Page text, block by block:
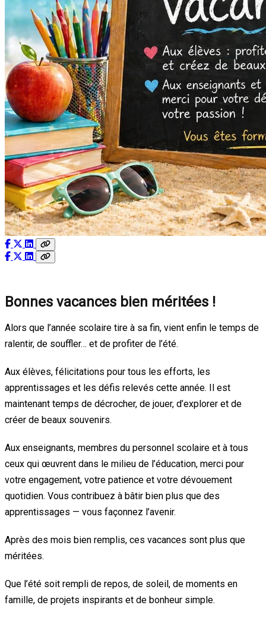
Bonnes vacances bien méritées !
Alors que l’année scolaire tire à sa fin, vient enfin le temps de
ralentir, de souffler… et de profiter de l’été.
Aux élèves, félicitations pour tous les efforts, les
apprentissages et les défis relevés cette année. Il est
maintenant temps de décrocher, de jouer, d’explorer et de
créer de beaux souvenirs.
Aux enseignants, membres du personnel scolaire et à tous
ceux qui œuvrent dans le milieu de l’éducation, merci pour
votre engagement, votre patience et votre dévouement
quotidien. Vous contribuez à bâtir bien plus que des
apprentissages — vous façonnez l’avenir.
Après des mois bien remplis, ces vacances sont plus que
méritées.
Que l’été soit rempli de repos, de soleil, de moments en
famille, de projets inspirants et de bonheur simple.